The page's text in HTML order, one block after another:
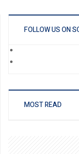
FOLLOW US ON
MOST READ